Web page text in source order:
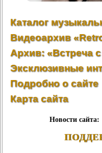
Каталог
Видеоархив
Архив: «Встреча
Эксклюзивные
Подробно о сайте
Карта сайта
Новости сайта: